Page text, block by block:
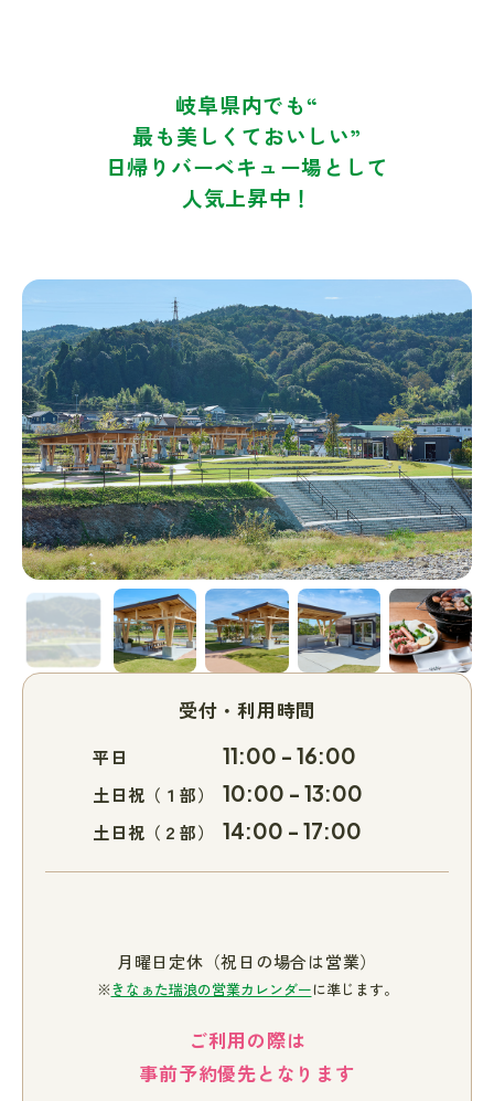
岐阜県内でも“
最も美しくておいしい”
日帰りバーベキュー場として
人気上昇中！
受付・利用時間
平日 11:00 - 16:00
土日祝（１部） 10:00 - 13:00
土日祝（２部） 14:00 - 17:00
月曜日定休（祝日の場合は営業）
※きなぁた瑞浪の営業カレンダーに準じます。
ご利用の際は
事前予約優先となります